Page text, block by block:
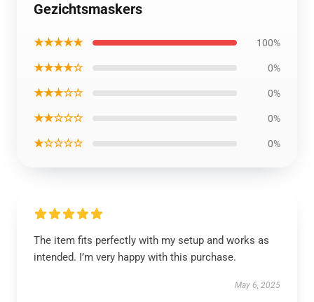
Gezichtsmaskers
★★★★★ 100%
★★★★☆ 0%
★★★☆☆ 0%
★★☆☆☆ 0%
★☆☆☆☆ 0%
The item fits perfectly with my setup and works as
intended. I’m very happy with this purchase.
May 6, 2025